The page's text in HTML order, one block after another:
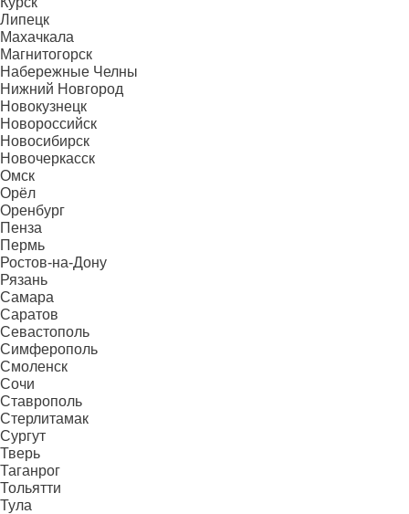
Липецк
Махачкала
Магнитогорск
Набережные Челны
Нижний Новгород
Новокузнецк
Новороссийск
Новосибирск
Новочеркасск
Омск
Орёл
Оренбург
Пенза
Пермь
Ростов-на-Дону
Рязань
Самара
Саратов
Севастополь
Симферополь
Смоленск
Сочи
Ставрополь
Стерлитамак
Сургут
Тверь
Таганрог
Тольятти
Тула